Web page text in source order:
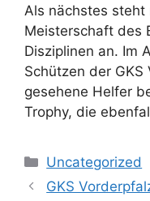
Als nächstes steht
Meisterschaft des
Disziplinen an. Im
Schützen der
gesehene Helfer
Trophy, die
Kategorien
Uncategorized
GKS